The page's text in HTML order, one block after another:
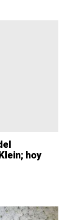
hoy